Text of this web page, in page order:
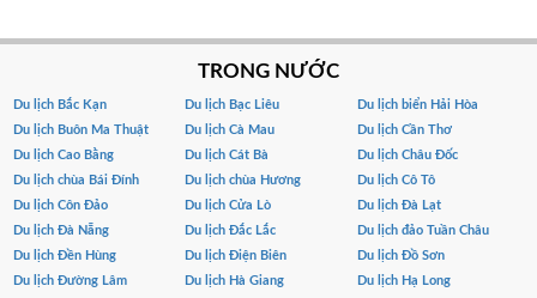
TRONG NƯỚC
Du lịch Bắc Kạn Du lịch Bạc Liêu
Du lịch biển Hải Hòa
Du lịch Buôn Ma Thuật
Du lịch Cà Mau
Du lịch Cần Thơ
Du lịch Cao Bằng
Du lịch Cát Bà
Du lịch Châu Đốc
Du lịch chùa Bái Đính
Du lịch chùa Hương
Du lịch Cô Tô
Du lịch Côn Đảo
Du lịch Cửa Lò
Du lịch Đà Lạt
Du lịch Đà Nẵng
Du lịch Đắc Lắc
Du lịch đảo Tuần Châu
Du lịch Đền Hùng
Du lịch Điện Biên
Du lịch Đồ Sơn
Du lịch Đường Lâm
Du lịch Hà Giang
Du lịch Hạ Long